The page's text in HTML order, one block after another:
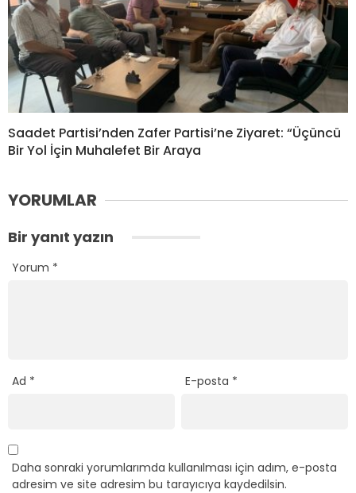
Saadet Partisi’nden Zafer Partisi’ne Ziyaret: “Üçüncü
Bir Yol İçin Muhalefet Bir Araya
YORUMLAR
Bir yanıt yazın
Yorum *
Ad * E-posta *
Daha sonraki yorumlarımda kullanılması için adım, e-posta
adresim ve site adresim bu tarayıcıya kaydedilsin.